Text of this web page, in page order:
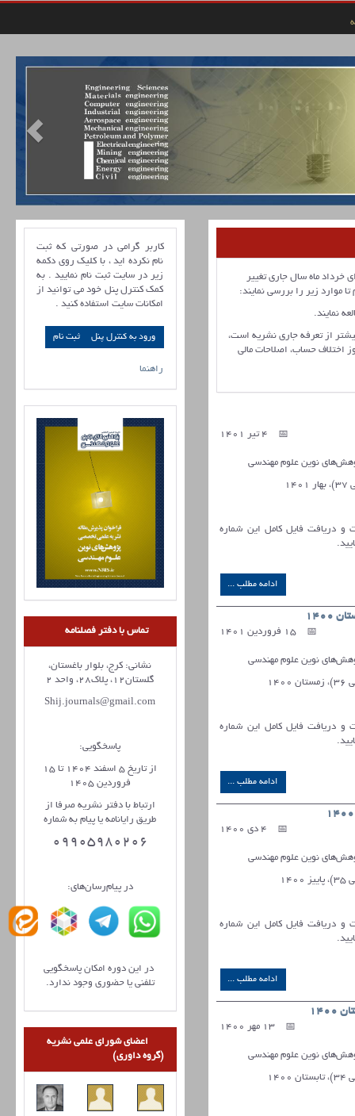
خرداد ماه سال جاری تغییر
موارد زیر را بررسی نمایند:
نمایند.
از تعرفه جاری نشریه است،
اختلاف حساب، اصلاحات مالی
4 تیر 1401
نوین علوم مهندسی
و دریافت فایل کامل این شماره
ادامه مطلب ...
15 فروردین 1401
نوین علوم مهندسی
و دریافت فایل کامل این شماره
ادامه مطلب ...
4 دی 1400
نوین علوم مهندسی
و دریافت فایل کامل این شماره
ادامه مطلب ...
13 مهر 1400
نوین علوم مهندسی
کاربر گرامی در صورتی که ثبت
نام نکرده اید ، با کلیک روی دکمه
زیر در سایت ثبت نام نمایید . به
کمک کنترل پنل خود می توانید از
امکانات سایت استفاده کنید .
ورود به کنترل پنل
راهنما
تماس با دفتر فصلنامه
نشانی: کرج، بلوار باغستان،
گلستان12، پلاک28، واحد 2
Shij.journals@gmail.com
پاسخگویی:
از تاریخ 5 اسفند 1404 تا 15
فروردین 1405
ارتباط با دفتر نشریه صرفا از
طریق رایانامه یا پیام به شماره
09905980206
در پیام‌رسان‌های:
در این دوره امکان پاسخگویی
تلفنی یا حضوری وجود ندارد.
اعضای شورای علمی نشریه
(گروه داوری)